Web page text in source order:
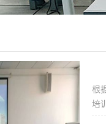
根
培